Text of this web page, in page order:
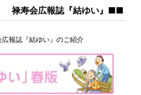
禄寿会広報誌『結ゆい』■■
報誌『結ゆい』のご紹介